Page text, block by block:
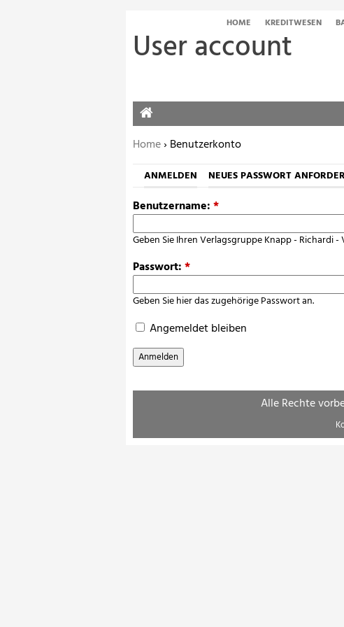
User account
HOME KREDITWESEN
Sie befinden sich hier:
Home› Benutzerkonto
ANMELDEN NEUES PASSWORT
Benutzername:*
Geben Sie Ihren Verlagsgruppe Knapp - Richardi
Passwort:*
Geben Sie hier das zugehörige Passwort an.
Angemeldet bleiben
HOME
Alle Rechte